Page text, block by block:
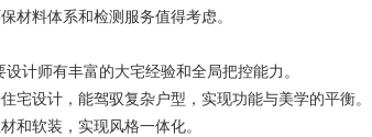
材料体系和检测服务值得考虑。
计师有丰富的大宅经验和全局把控能力。
宅设计，能驾驭复杂户型，实现功能与美学的平衡。
和软装，实现风格一体化。